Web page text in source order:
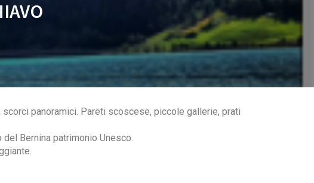
panoramici. Pareti scoscese, piccole gallerie, prati
Bernina patrimonio Unesco.